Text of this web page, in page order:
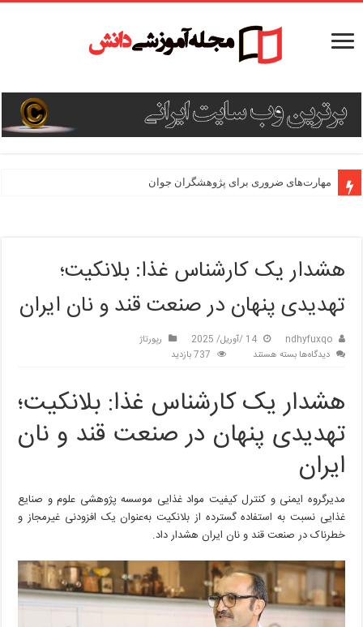
مهارت‌های ضروری برای پژوهشگران جوان
هشدار یک کارشناس غذا: بلانکیت؛
تهدیدی پنهان در صنعت قند و نان ایران
ndhyfuxqo 14 /آوریل/ 2025
رپورتاژ
دیدگاه‌هابرای
کارشناس
غذا:
بلانکیت؛
تهدیدی
صنعت
قند
و
نان
بسته هستند 737 بازدید
هشدار یک کارشناس غذا: بلانکیت؛
تهدیدی پنهان در صنعت قند و نان
ایران
مدیرگروه ایمنی و کنترل کیفیت مواد غذایی موسسه پژوهشی علوم و صنایع
غذایی نسبت به استفاده گسترده از بلانکیت به‌عنوان یک افزودنی غیرمجاز و
خطرناک در صنعت قند و نان ایران هشدار داد.